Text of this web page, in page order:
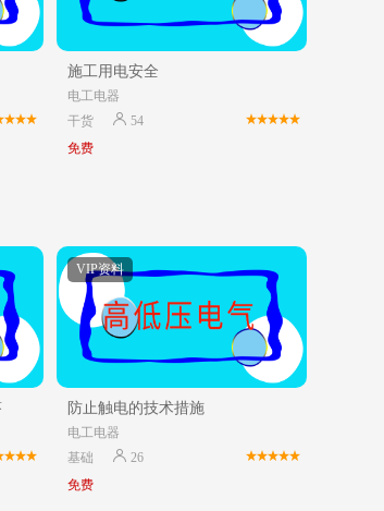
施工用电安全
电工电器
干货
54
免费
VIP资料
防止触电的技术措施
电工电器
基础
26
免费